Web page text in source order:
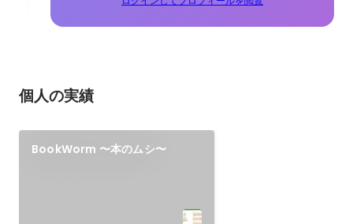
個人の実績
BookWorm 〜本のムシ〜